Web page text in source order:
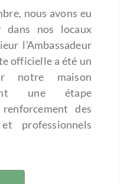
nous avons eu
dans nos locaux
l’Ambassadeur
officielle a été un
notre maison
une étape
des
professionnels